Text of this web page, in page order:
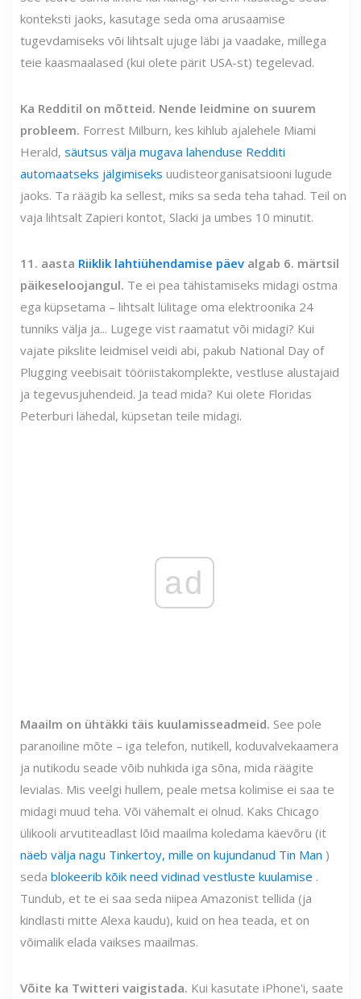
konteksti jaoks, kasutage seda oma arusaamise
tugevdamiseks või lihtsalt ujuge läbi ja vaadake, millega
teie kaasmaalased (kui olete pärit USA-st) tegelevad.
Ka Redditil on mõtteid. Nende leidmine on suurem
probleem. Forrest Milburn, kes kihlub ajalehele Miami
Herald, säutsus välja mugava lahenduse Redditi
automaatseks jälgimiseks uudisteorganisatsiooni lugude
jaoks. Ta räägib ka sellest, miks sa seda teha tahad. Teil on
vaja lihtsalt Zapieri kontot, Slacki ja umbes 10 minutit.
11. aasta Riiklik lahtiühendamise päev algab 6. märtsil
päikeseloojangul. Te ei pea tähistamiseks midagi ostma
ega küpsetama – lihtsalt lülitage oma elektroonika 24
tunniks välja ja... Lugege vist raamatut või midagi? Kui
vajate pikslite leidmisel veidi abi, pakub National Day of
Plugging veebisait tööriistakomplekte, vestluse alustajaid
ja tegevusjuhendeid. Ja tead mida? Kui olete Floridas
Peterburi lähedal, küpsetan teile midagi.
ad
Maailm on ühtäkki täis kuulamisseadmeid. See pole
paranoiline mõte – iga telefon, nutikell, koduvalvekaamera
ja nutikodu seade võib nuhkida iga sõna, mida räägite
levialas. Mis veelgi hullem, peale metsa kolimise ei saa te
midagi muud teha. Või vähemalt ei olnud. Kaks Chicago
ülikooli arvutiteadlast lõid maailma koledama käevõru (it
näeb välja nagu Tinkertoy, mille on kujundanud Tin Man )
seda blokeerib kõik need vidinad vestluste kuulamise .
Tundub, et te ei saa seda niipea Amazonist tellida (ja
kindlasti mitte Alexa kaudu), kuid on hea teada, et on
võimalik elada vaikses maailmas.
Võite ka Twitteri vaigistada. Kui kasutate iPhone'i, saate